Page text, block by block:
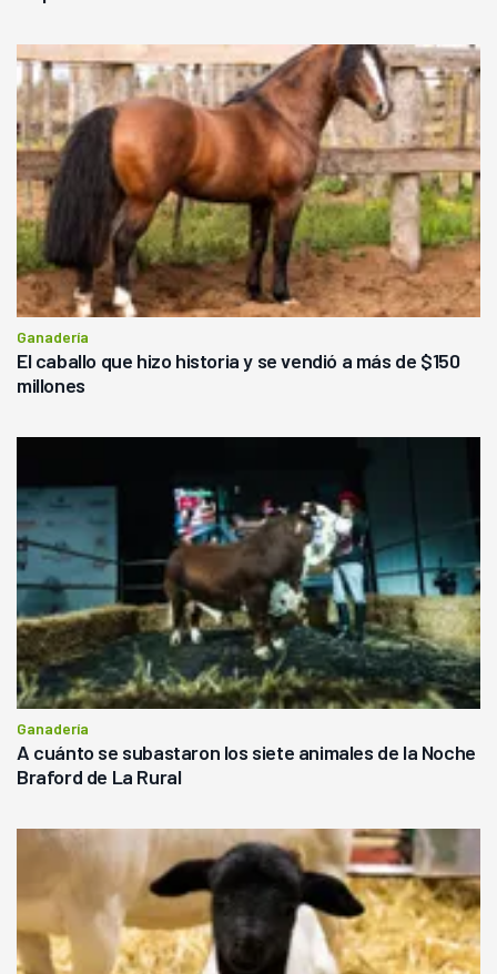
Ganadería
El caballo que hizo historia y se vendió a más de $150
millones
Ganadería
A cuánto se subastaron los siete animales de la Noche
Braford de La Rural